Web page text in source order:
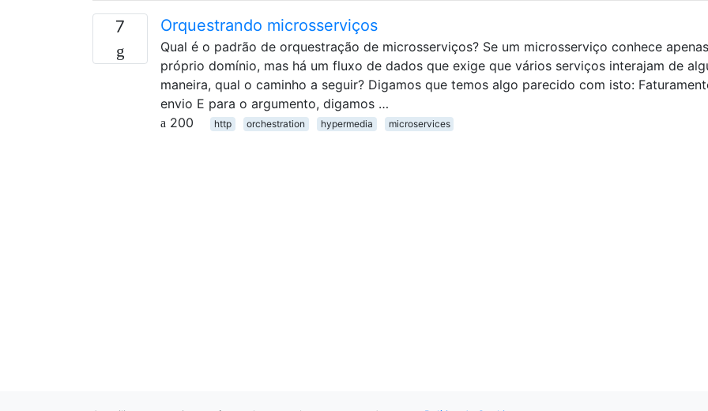
7 Orquestrando microsserviços
Qual é o padrão de orquestração de microsserviços? Se um microsserviço conhece
próprio domínio, mas há um fluxo de dados que exige que vários serviços interajam de
maneira, qual o caminho a seguir? Digamos que temos algo parecido com isto:
envio E para o argumento, digamos …
200
http orchestration hypermedia microservices